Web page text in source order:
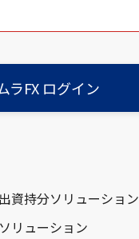
ラFX ログイン
資持分ソリューション
リューション